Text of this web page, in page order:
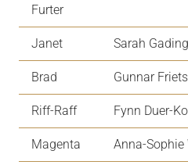
Furter
Janet Sarah
Brad Gunnar
Riff-Raff Fynn Duer-
Magenta Anna-Sophie